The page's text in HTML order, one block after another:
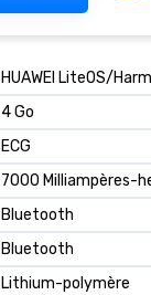
HUAWEI LiteOS/
4 Go
ECG
7000 Milliampères-
Bluetooth
Bluetooth
Lithium-polymère